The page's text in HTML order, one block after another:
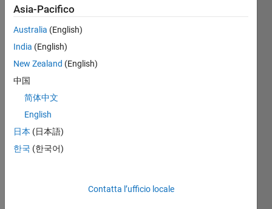
Solve
Solution
Stats
Solutions
23
Solvers
Asia-Pacifico
Australia (English)
India (English)
New Zealand (English)
中国
简体中文
English
日本 (日本語)
한국 (한국어)
Contatta l’ufficio locale